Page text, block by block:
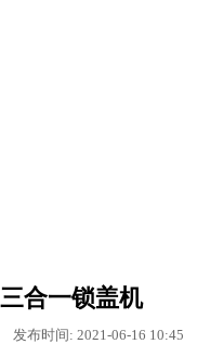
三合一锁盖机
发布时间: 2021-06-16 10:45